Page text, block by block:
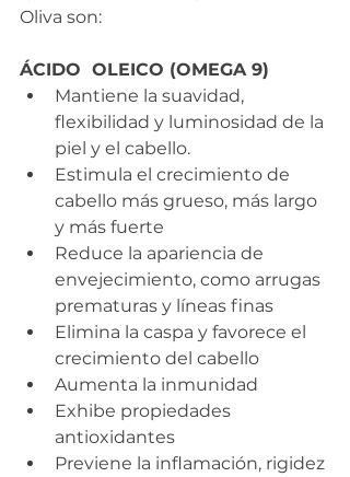
Oliva son:
ÁCIDO  OLEICO (OMEGA 9)
Mantiene la suavidad,
flexibilidad y luminosidad de la
piel y el cabello.
Estimula el crecimiento de
cabello más grueso, más largo
y más fuerte
Reduce la apariencia de
envejecimiento, como arrugas
prematuras y líneas finas
Elimina la caspa y favorece el
crecimiento del cabello
Aumenta la inmunidad
Exhibe propiedades
antioxidantes
Previene la inflamación, rigidez